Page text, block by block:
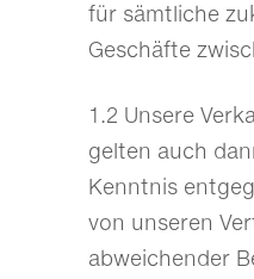
für sämtliche
Geschäfte
1.2 Unsere
gelten auch
Kenntnis
von unseren
abweichender